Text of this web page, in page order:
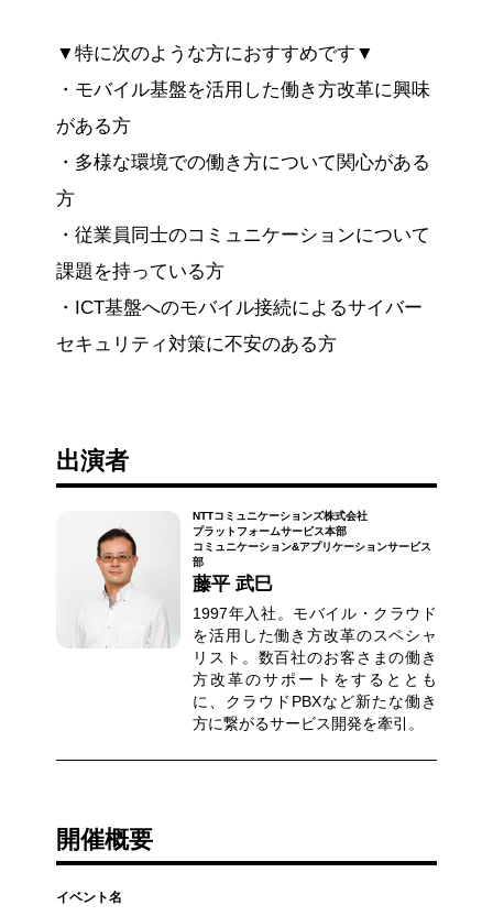
▼特に次のような方におすすめです▼
・モバイル基盤を活用した働き方改革に興味
がある方
・多様な環境での働き方について関心がある
方
・従業員同士のコミュニケーションについて
課題を持っている方
・ICT基盤へのモバイル接続によるサイバー
セキュリティ対策に不安のある方
出演者
NTTコミュニケーションズ株式会社
プラットフォームサービス本部
コミュニケーション&アプリケーションサービス
部
藤平 武巳
1997年入社。モバイル・クラウド
を活用した働き方改革のスペシャ
リスト。数百社のお客さまの働き
方改革のサポートをするととも
に、クラウドPBXなど新たな働き
方に繋がるサービス開発を牽引。
開催概要
イベント名